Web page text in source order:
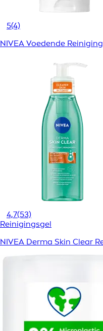
5(4)
NIVEA Voedende
4,7(53)
Reinigingsgel
NIVEA Derma Skin Clear